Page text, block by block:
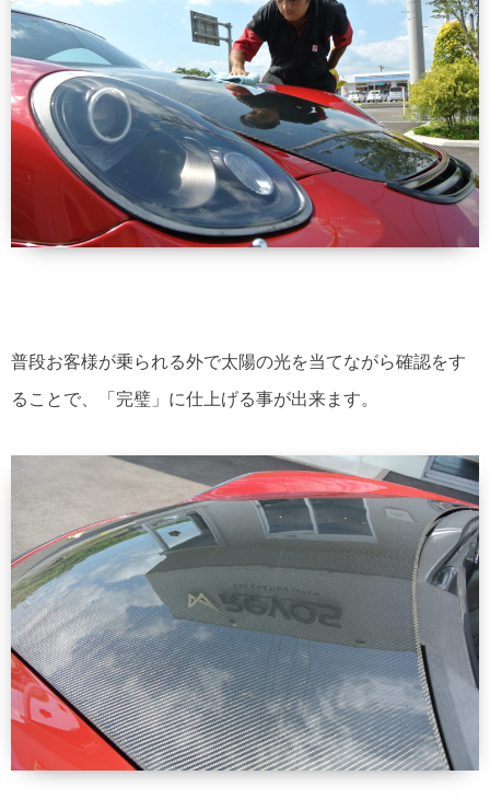
普段お客様が乗られる外で太陽の光を当てながら確認をす
ることで、「完璧」に仕上げる事が出来ます。